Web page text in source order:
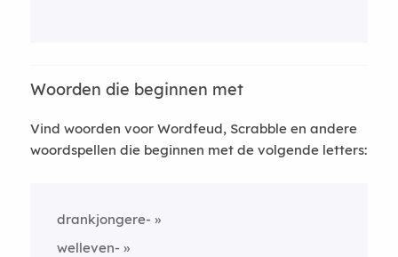
Woorden die beginnen met
Vind woorden voor Wordfeud, Scrabble en andere
woordspellen die beginnen met de volgende letters:
drankjongere-
welleven-